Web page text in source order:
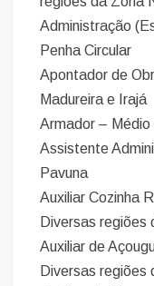
Administração
Penha Circular
Apontador de
Madureira e Irajá
Armador –
Assistente
Pavuna
Auxiliar Cozinha
Diversas regiões
Auxiliar de
Diversas regiões